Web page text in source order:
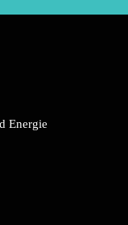
Energie